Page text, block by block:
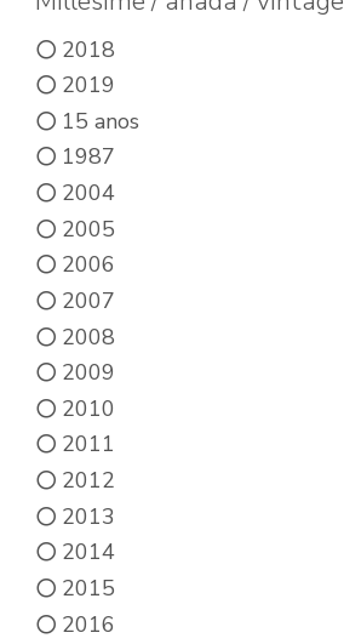
2018
2019
15 anos
1987
2004
2005
2006
2007
2008
2009
2010
2011
2012
2013
2014
2015
2016